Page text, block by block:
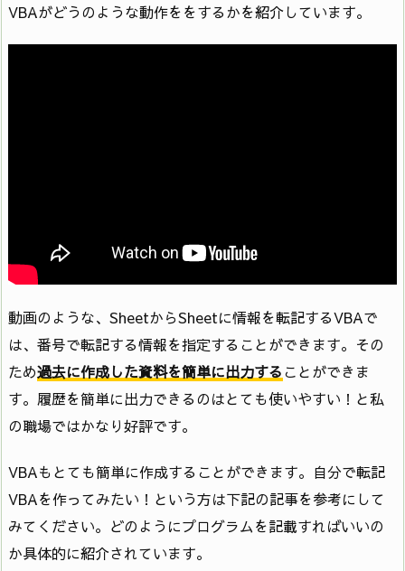
VBAがどうのような動作ををするかを紹介しています。
動画のような、SheetからSheetに情報を転記するVBAで
は、番号で転記する情報を指定することができます。その
ため過去に作成した資料を簡単に出力することができま
す。履歴を簡単に出力できるのはとても使いやすい！と私
の職場ではかなり好評です。
VBAもとても簡単に作成することができます。自分で転記
VBAを作ってみたい！という方は下記の記事を参考にして
みてください。どのようにプログラムを記載すればいいの
か具体的に紹介されています。